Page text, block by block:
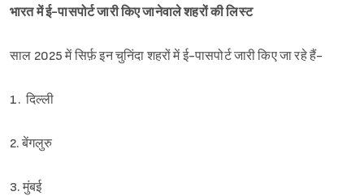
भारत में ई-पासपोर्ट जारी किए जानेवाले शहरों की लिस्ट
साल 2025 में सिर्फ़ इन चुनिंदा शहरों में ई-पासपोर्ट जारी किए जा रहे हैं-
1. दिल्ली
2. बेंगलुरु
3. मुंबई